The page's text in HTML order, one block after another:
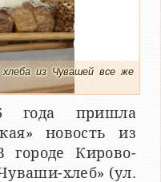
из Чувашей все же
года пришла
новость из
городе Кирово-
хлеб» (ул.